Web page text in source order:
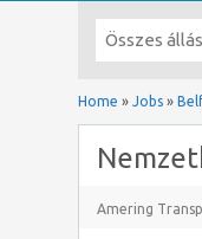
Home » Jobs »
Amering